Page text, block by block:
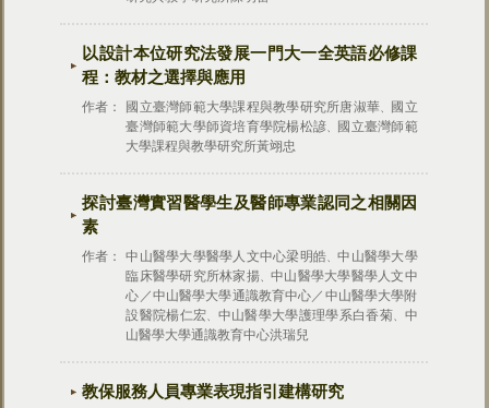
以設計本位研究法發展一門大一全英語必修課
程：教材之選擇與應用
作者： 國立臺灣師範大學課程與教學研究所唐淑華
國立
臺灣師範大學師資培育學院楊松諺
國立臺灣師範
大學課程與教學研究所黃翊忠
探討臺灣實習醫學生及醫師專業認同之相關因
素
作者： 中山醫學大學醫學人文中心梁明皓 、中山醫學大學
臨床醫學研究所林家揚、中山醫學大學醫學人文中
心／中山醫學大學通識教育中心／中山醫學大學附
設醫院楊仁宏
中山醫學大學護理學系白香菊
中
山醫學大學通識教育中心洪瑞兒
教保服務人員專業表現指引建構研究